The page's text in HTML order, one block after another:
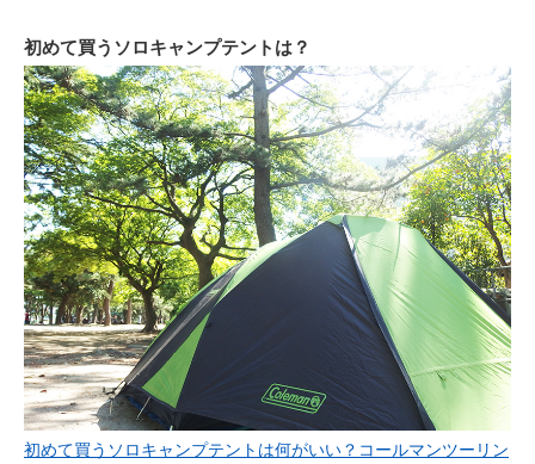
初めて買うソロキャンプテントは？
初めて買うソロキャンプテントは何がいい？コールマンツーリン